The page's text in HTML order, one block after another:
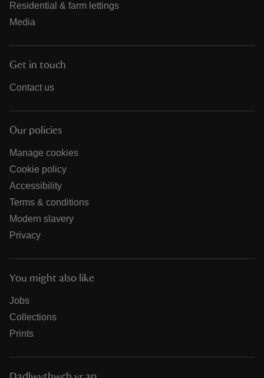
Residential & farm lettings
Media
Get in touch
Contact us
Our policies
Manage cookies
Cookie policy
Accessibility
Terms & conditions
Modern slavery
Privacy
You might also like
Jobs
Collections
Prints